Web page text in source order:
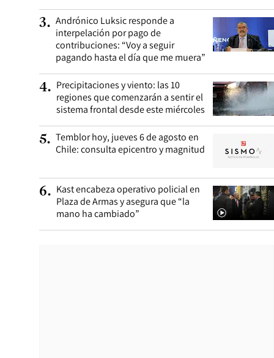
3. Andrónico Luksic responde a
interpelación por pago de
contribuciones: “Voy a seguir
pagando hasta el día que me muera”
4. Precipitaciones y viento: las 10
regiones que comenzarán a sentir el
sistema frontal desde este miércoles
5. Temblor hoy, jueves 6 de agosto en
Chile: consulta epicentro y magnitud
6. Kast encabeza operativo policial en
Plaza de Armas y asegura que “la
mano ha cambiado”